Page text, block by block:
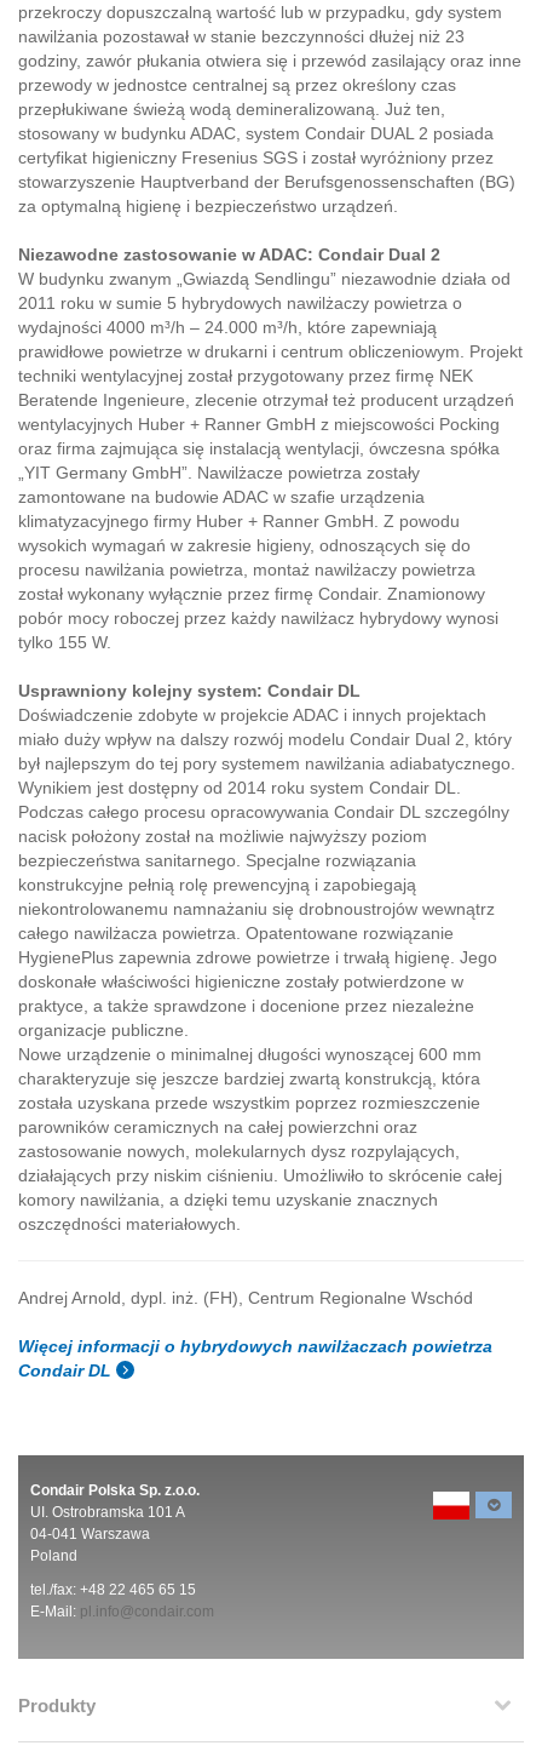
przekroczy dopuszczalną wartość lub w przypadku, gdy system
nawilżania pozostawał w stanie bezczynności dłużej niż 23
godziny, zawór płukania otwiera się i przewód zasilający oraz inne
przewody w jednostce centralnej są przez określony czas
przepłukiwane świeżą wodą demineralizowaną. Już ten,
stosowany w budynku ADAC, system Condair DUAL 2 posiada
certyfikat higieniczny Fresenius SGS i został wyróżniony przez
stowarzyszenie Hauptverband der Berufsgenossenschaften (BG)
za optymalną higienę i bezpieczeństwo urządzeń.
Niezawodne zastosowanie w ADAC: Condair Dual 2
W budynku zwanym „Gwiazdą Sendlingu” niezawodnie działa od
2011 roku w sumie 5 hybrydowych nawilżaczy powietrza o
wydajności 4000 m³/h – 24.000 m³/h, które zapewniają
prawidłowe powietrze w drukarni i centrum obliczeniowym. Projekt
techniki wentylacyjnej został przygotowany przez firmę NEK
Beratende Ingenieure, zlecenie otrzymał też producent urządzeń
wentylacyjnych Huber + Ranner GmbH z miejscowości Pocking
oraz firma zajmująca się instalacją wentylacji, ówczesna spółka
„YIT Germany GmbH”. Nawilżacze powietrza zostały
zamontowane na budowie ADAC w szafie urządzenia
klimatyzacyjnego firmy Huber + Ranner GmbH. Z powodu
wysokich wymagań w zakresie higieny, odnoszących się do
procesu nawilżania powietrza, montaż nawilżaczy powietrza
został wykonany wyłącznie przez firmę Condair. Znamionowy
pobór mocy roboczej przez każdy nawilżacz hybrydowy wynosi
tylko 155 W.
Usprawniony kolejny system: Condair DL
Doświadczenie zdobyte w projekcie ADAC i innych projektach
miało duży wpływ na dalszy rozwój modelu Condair Dual 2, który
był najlepszym do tej pory systemem nawilżania adiabatycznego.
Wynikiem jest dostępny od 2014 roku system Condair DL.
Podczas całego procesu opracowywania Condair DL szczególny
nacisk położony został na możliwie najwyższy poziom
bezpieczeństwa sanitarnego. Specjalne rozwiązania
konstrukcyjne pełnią rolę prewencyjną i zapobiegają
niekontrolowanemu namnażaniu się drobnoustrojów wewnątrz
całego nawilżacza powietrza. Opatentowane rozwiązanie
HygienePlus zapewnia zdrowe powietrze i trwałą higienę. Jego
doskonałe właściwości higieniczne zostały potwierdzone w
praktyce, a także sprawdzone i docenione przez niezależne
organizacje publiczne.
Nowe urządzenie o minimalnej długości wynoszącej 600 mm
charakteryzuje się jeszcze bardziej zwartą konstrukcją, która
została uzyskana przede wszystkim poprzez rozmieszczenie
parowników ceramicznych na całej powierzchni oraz
zastosowanie nowych, molekularnych dysz rozpylających,
działających przy niskim ciśnieniu. Umożliwiło to skrócenie całej
komory nawilżania, a dzięki temu uzyskanie znacznych
oszczędności materiałowych.
Andrej Arnold, dypl. inż. (FH), Centrum Regionalne Wschód
Więcej informacji o hybrydowych nawilżaczach powietrza
Condair DL
Condair Polska Sp. z.o.o.
UI. Ostrobramska 101 A
04-041 Warszawa
Poland
tel./fax: +48 22 465 65 15
E-Mail: pl.info@condair.com
Produkty